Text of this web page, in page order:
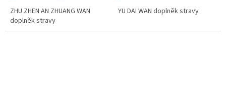
ZHU ZHEN AN ZHUANG WAN
doplněk stravy
YU DAI WAN doplněk stravy